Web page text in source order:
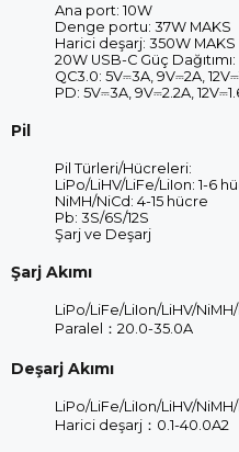
Ana port: 10W
Denge portu: 37W MAKS
Harici deşarj: 350W MAKS
20W USB-C Güç Dağıtımı:
QC3.0: 5V⎓3A, 9V⎓2A,
PD: 5V⎓3A, 9V⎓2.2A,
Pil
Pil Türleri/Hücreleri:
LiPo/LiHV/LiFe/LiIon: 1-6
NiMH/NiCd: 4-15 hücre
Pb: 3S/6S/12S
Şarj ve Deşarj
Şarj Akımı
LiPo/LiFe/LiIon/LiHV/
Paralel：20.0-35.0A
Deşarj Akımı
LiPo/LiFe/LiIon/LiHV/
Harici deşarj：0.1-40.0A2